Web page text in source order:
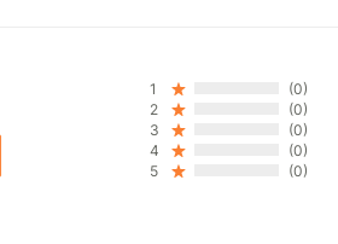
1
(0)
2
(0)
3
(0)
4
(0)
5
(0)